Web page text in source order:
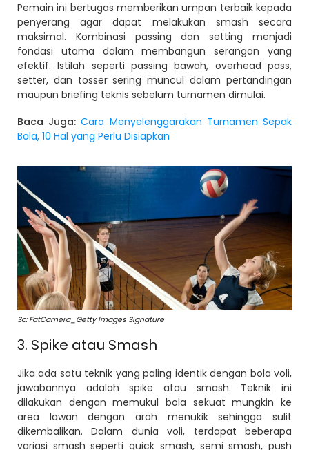
Pemain ini bertugas memberikan umpan terbaik kepada
penyerang agar dapat melakukan smash secara
maksimal. Kombinasi passing dan setting menjadi
fondasi utama dalam membangun serangan yang
efektif. Istilah seperti passing bawah, overhead pass,
setter, dan tosser sering muncul dalam pertandingan
maupun briefing teknis sebelum turnamen dimulai.
Baca Juga:Cara Menyelenggarakan Turnamen Sepak
Bola, 10 Hal yang Perlu Disiapkan
Sc: FatCamera_Getty Images Signature
3. Spike atau Smash
Jika ada satu teknik yang paling identik dengan bola voli,
jawabannya adalah spike atau smash. Teknik ini
dilakukan dengan memukul bola sekuat mungkin ke
area lawan dengan arah menukik sehingga sulit
dikembalikan. Dalam dunia voli, terdapat beberapa
variasi smash seperti quick smash, semi smash, push